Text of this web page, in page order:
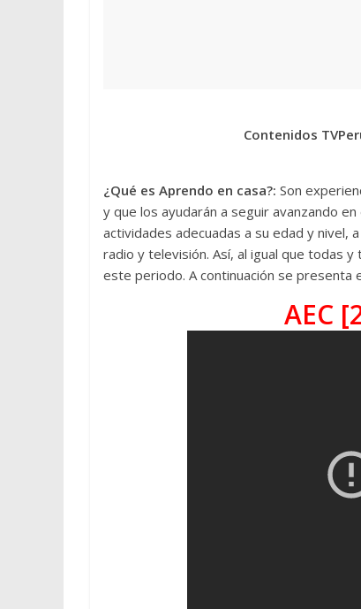
Contenidos
¿Qué es Aprendo en casa?: Son
y que los ayudarán a seguir avanzando
actividades adecuadas a su edad y nivel,
radio y televisión. Así, al igual que todas
este periodo. A continuación se
AEC